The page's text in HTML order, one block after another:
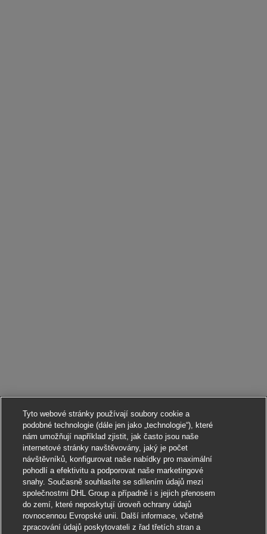
Tyto webové stránky používají soubory cookie a
podobné technologie (dále jen jako „technologie“), které
nám umožňují například zjistit, jak často jsou naše
internetové stránky navštěvovány, jaký je počet
návštěvníků, konfigurovat naše nabídky pro maximální
pohodlí a efektivitu a podporovat naše marketingové
snahy. Současně souhlasíte se sdílením údajů mezi
společnostmi DHL Group a případně i s jejich přenosem
do zemí, které neposkytují úroveň ochrany údajů
rovnocennou Evropské unii. Další informace, včetně
zpracování údajů poskytovateli z řad třetích stran a